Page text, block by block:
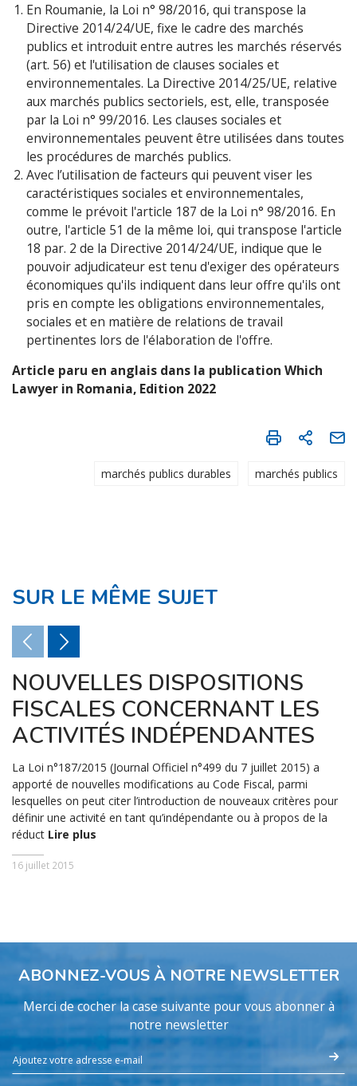
En Roumanie, la Loi n° 98/2016, qui transpose la
Directive 2014/24/UE, fixe le cadre des marchés
publics et introduit entre autres les marchés réservés
(art. 56) et l'utilisation de clauses sociales et
environnementales. La Directive 2014/25/UE, relative
aux marchés publics sectoriels, est, elle, transposée
par la Loi n° 99/2016. Les clauses sociales et
environnementales peuvent être utilisées dans toutes
les procédures de marchés publics.
Avec l’utilisation de facteurs qui peuvent viser les
caractéristiques sociales et environnementales,
comme le prévoit l'article 187 de la Loi n° 98/2016. En
outre, l'article 51 de la même loi, qui transpose l'article
18 par. 2 de la Directive 2014/24/UE, indique que le
pouvoir adjudicateur est tenu d'exiger des opérateurs
économiques qu'ils indiquent dans leur offre qu'ils ont
pris en compte les obligations environnementales,
sociales et en matière de relations de travail
pertinentes lors de l'élaboration de l'offre.
Article paru en anglais dans la publication Which
Lawyer in Romania, Edition 2022
marchés publics durables marchés publics
SUR LE MÊME SUJET
NOUVELLES DISPOSITIONS
FISCALES CONCERNANT LES
ACTIVITÉS INDÉPENDANTES
La Loi n°187/2015 (Journal Officiel n°499 du 7 juillet 2015) a
apporté de nouvelles modifications au Code Fiscal, parmi
lesquelles on peut citer l’introduction de nouveaux critères pour
définir une activité en tant qu’indépendante ou à propos de la
réduct Lire plus
16 juillet 2015
ABONNEZ-VOUS À NOTRE NEWSLETTER
Merci de cocher la case suivante pour vous abonner à
notre newsletter